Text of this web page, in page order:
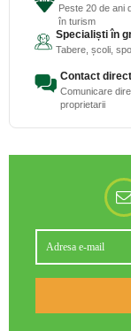
Peste 20 de ani
în turism
Specialiști în
Tabere, școli,
Contact direct
Comunicare
proprietarii